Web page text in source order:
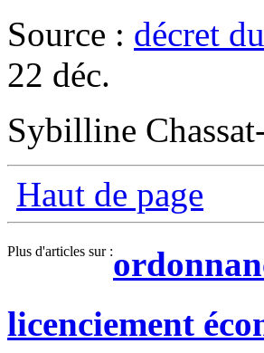
Source : décret
22 déc.
Sybilline
Haut de page
Plus d'articles sur :
licenciement